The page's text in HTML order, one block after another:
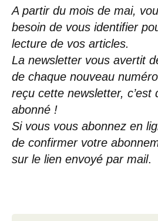
A partir du mois de mai,
besoin de vous identifier
lecture de vos articles.
La newsletter vous avertit
de chaque nouveau
reçu cette newsletter, c’est
abonné !
Si vous vous abonnez en
de confirmer votre
sur le lien envoyé par mail.